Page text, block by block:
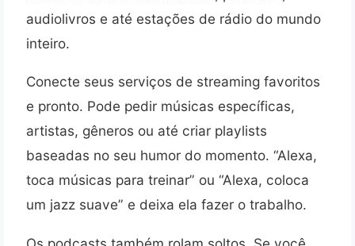
audiolivros e até estações de rádio do mundo
inteiro.
Conecte seus serviços de streaming favoritos
e pronto. Pode pedir músicas específicas,
artistas, gêneros ou até criar playlists
baseadas no seu humor do momento. “Alexa,
toca músicas para treinar” ou “Alexa, coloca
um jazz suave” e deixa ela fazer o trabalho.